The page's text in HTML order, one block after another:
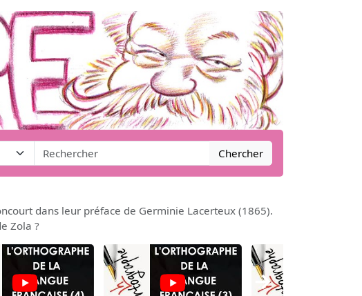
Chercher
dans leur préface de Germinie Lacerteux (1865).
Zola ?
→